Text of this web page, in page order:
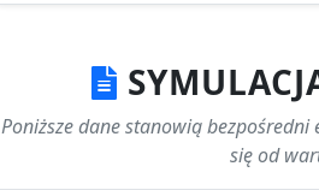
Poniższe dane stanowią
się od